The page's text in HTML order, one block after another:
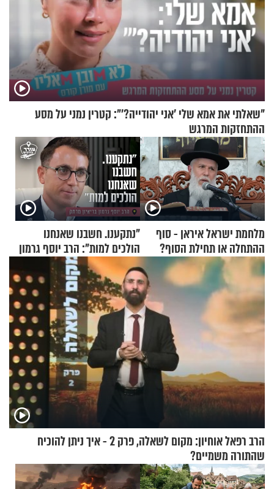
"שאלתי את אמא שלי 'אני יהודייה?'": קטרין נמני על מסע
ההתחזקות המרגש
מלחמת ישראל איראן - סוף
ההתחלה או תחילת הסוף?
הרה"ג זמיר כהן במסר עוצמתי
"נתקענו. חשבנו שאנחנו
הולכים למות": הרב יוסף גרמון
בריאיון מרתק
הרב רפאל אוחיון: מקום לשאלה, פרק 2 - איך ניתן להוכיח
שהתורה משמיים?